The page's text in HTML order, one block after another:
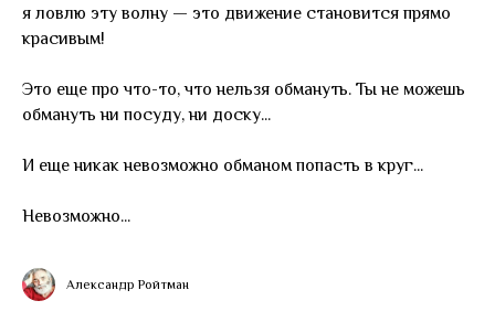
я ловлю эту волну — это движение становится прямо
красивым!
Это еще про что-то, что нельзя обмануть. Ты не можешь
обмануть ни посуду, ни доску...
И еще никак невозможно обманом попасть в круг...
Невозможно...
Александр Ройтман